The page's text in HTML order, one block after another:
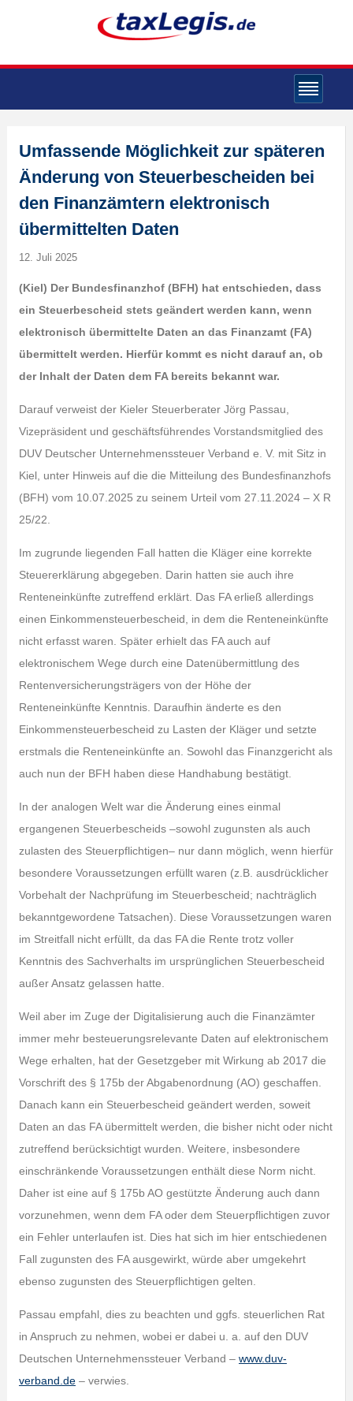
Umfassende Möglichkeit zur späteren
Änderung von Steuerbescheiden bei
den Finanzämtern elektronisch
übermittelten Daten
12. Juli 2025
(Kiel) Der Bundesfinanzhof (BFH) hat entschieden, dass
ein Steuerbescheid stets geändert werden kann, wenn
elektronisch übermittelte Daten an das Finanzamt (FA)
übermittelt werden. Hierfür kommt es nicht darauf an, ob
der Inhalt der Daten dem FA bereits bekannt war.
Darauf verweist der Kieler Steuerberater Jörg Passau,
Vizepräsident und geschäftsführendes Vorstandsmitglied des
DUV Deutscher Unternehmenssteuer Verband e. V. mit Sitz in
Kiel, unter Hinweis auf die die Mitteilung des Bundesfinanzhofs
(BFH) vom 10.07.2025 zu seinem Urteil vom 27.11.2024 – X R
25/22.
Im zugrunde liegenden Fall hatten die Kläger eine korrekte
Steuererklärung abgegeben. Darin hatten sie auch ihre
Renteneinkünfte zutreffend erklärt. Das FA erließ allerdings
einen Einkommensteuerbescheid, in dem die Renteneinkünfte
nicht erfasst waren. Später erhielt das FA auch auf
elektronischem Wege durch eine Datenübermittlung des
Rentenversicherungsträgers von der Höhe der
Renteneinkünfte Kenntnis. Daraufhin änderte es den
Einkommensteuerbescheid zu Lasten der Kläger und setzte
erstmals die Renteneinkünfte an. Sowohl das Finanzgericht als
auch nun der BFH haben diese Handhabung bestätigt.
In der analogen Welt war die Änderung eines einmal
ergangenen Steuerbescheids –sowohl zugunsten als auch
zulasten des Steuerpflichtigen– nur dann möglich, wenn hierfür
besondere Voraussetzungen erfüllt waren (z.B. ausdrücklicher
Vorbehalt der Nachprüfung im Steuerbescheid; nachträglich
bekanntgewordene Tatsachen). Diese Voraussetzungen waren
im Streitfall nicht erfüllt, da das FA die Rente trotz voller
Kenntnis des Sachverhalts im ursprünglichen Steuerbescheid
außer Ansatz gelassen hatte.
Weil aber im Zuge der Digitalisierung auch die Finanzämter
immer mehr besteuerungsrelevante Daten auf elektronischem
Wege erhalten, hat der Gesetzgeber mit Wirkung ab 2017 die
Vorschrift des § 175b der Abgabenordnung (AO) geschaffen.
Danach kann ein Steuerbescheid geändert werden, soweit
Daten an das FA übermittelt werden, die bisher nicht oder nicht
zutreffend berücksichtigt wurden. Weitere, insbesondere
einschränkende Voraussetzungen enthält diese Norm nicht.
Daher ist eine auf § 175b AO gestützte Änderung auch dann
vorzunehmen, wenn dem FA oder dem Steuerpflichtigen zuvor
ein Fehler unterlaufen ist. Dies hat sich im hier entschiedenen
Fall zugunsten des FA ausgewirkt, würde aber umgekehrt
ebenso zugunsten des Steuerpflichtigen gelten.
Passau empfahl, dies zu beachten und ggfs. steuerlichen Rat
in Anspruch zu nehmen, wobei er dabei u. a. auf den DUV
Deutschen Unternehmenssteuer Verband – www.duv-
verband.de– verwies.